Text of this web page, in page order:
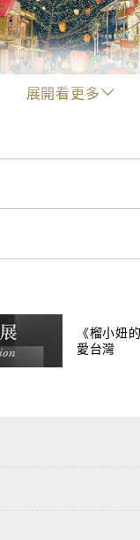
展開看更多
《榴小妞
愛台灣